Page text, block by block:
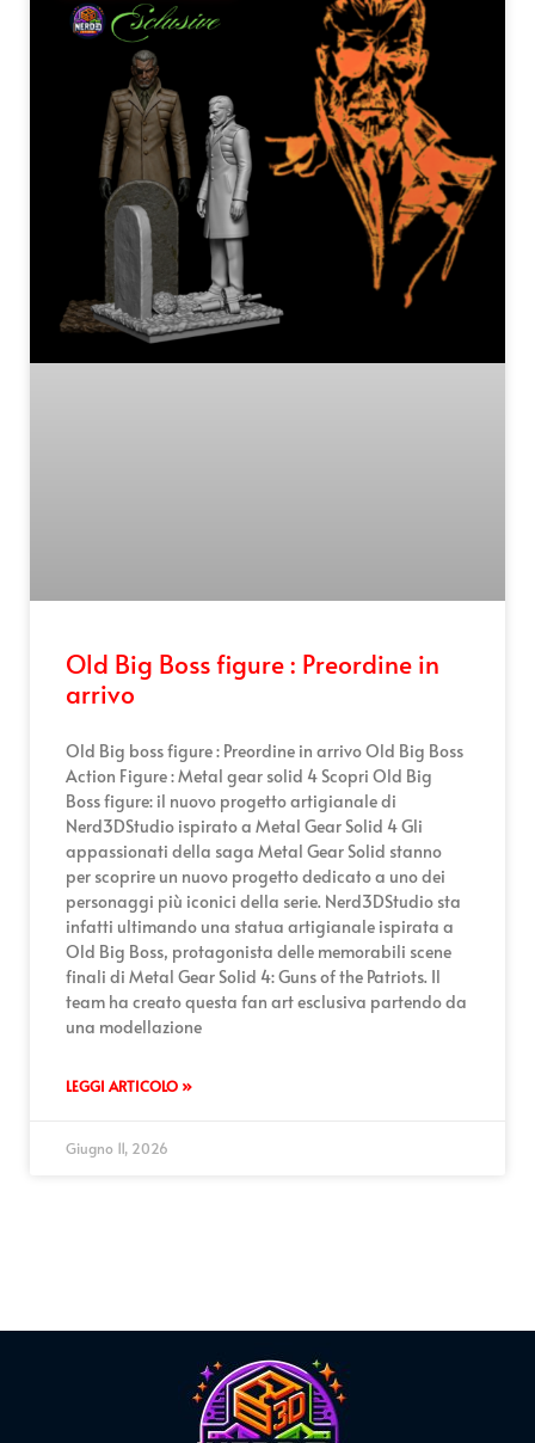
Old Big Boss figure : Preordine in
arrivo
Old Big boss figure : Preordine in arrivo Old Big Boss
Action Figure : Metal gear solid 4 Scopri Old Big
Boss figure: il nuovo progetto artigianale di
Nerd3DStudio ispirato a Metal Gear Solid 4 Gli
appassionati della saga Metal Gear Solid stanno
per scoprire un nuovo progetto dedicato a uno dei
personaggi più iconici della serie. Nerd3DStudio sta
infatti ultimando una statua artigianale ispirata a
Old Big Boss, protagonista delle memorabili scene
finali di Metal Gear Solid 4: Guns of the Patriots. Il
team ha creato questa fan art esclusiva partendo da
una modellazione
LEGGI ARTICOLO »
Giugno 11, 2026